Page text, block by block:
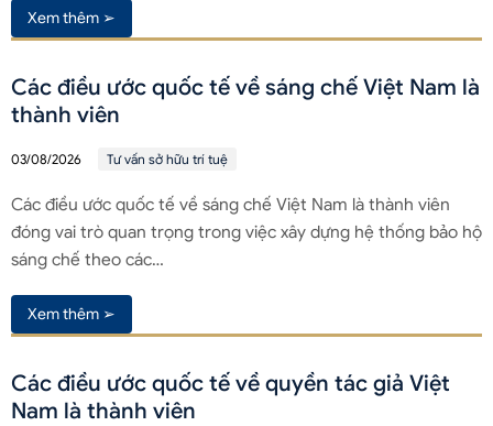
Xem thêm ➢
Các điều ước quốc tế về sáng chế Việt Nam là
thành viên
03/08/2026 Tư vấn sở hữu trí tuệ
Các điều ước quốc tế về sáng chế Việt Nam là thành viên
đóng vai trò quan trọng trong việc xây dựng hệ thống bảo hộ
sáng chế theo các…
Xem thêm ➢
Các điều ước quốc tế về quyền tác giả Việt
Nam là thành viên